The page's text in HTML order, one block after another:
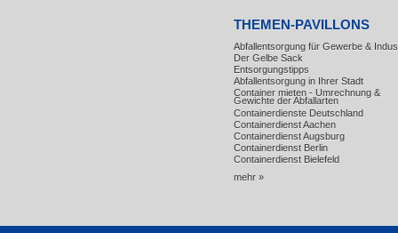
THEMEN-PAVILLONS
Abfallentsorgung für Gewerbe &
Der Gelbe Sack
Entsorgungstipps
Abfallentsorgung in Ihrer Stadt
Container mieten - Umrechnung &
Gewichte der Abfallarten
Containerdienste Deutschland
Containerdienst Aachen
Containerdienst Augsburg
Containerdienst Berlin
Containerdienst Bielefeld
mehr »